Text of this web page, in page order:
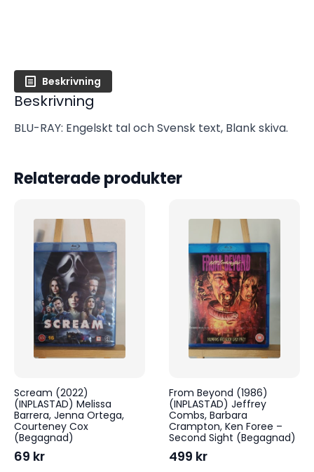
Beskrivning
Beskrivning
BLU-RAY: Engelskt tal och Svensk text, Blank skiva.
Relaterade produkter
Scream (2022)
(INPLASTAD) Melissa
Barrera, Jenna Ortega,
Courteney Cox
(Begagnad)
69 kr
From Beyond (1986)
(INPLASTAD) Jeffrey
Combs, Barbara
Crampton, Ken Foree –
Second Sight (Begagnad)
499 kr